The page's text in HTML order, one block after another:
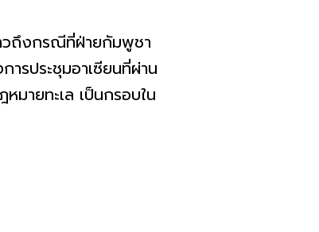
วถึงกรณีที่ฝ่ายกัมพูชา
รประชุมอาเซียนที่ผ่าน
มายทะเล เป็นกรอบใน